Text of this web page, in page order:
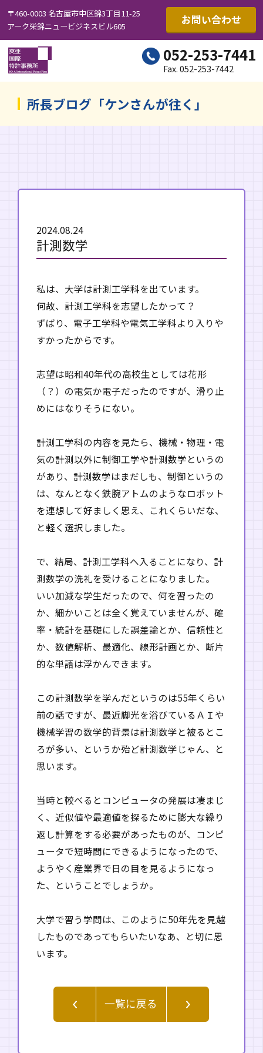
〒460-0003 名古屋市中区錦3丁目11-25
アーク栄錦ニュービジネスビル605
052-253-7441
Fax. 052-253-7442
お問い合わせ
所長ブログ「ケンさんが往く」
2024.08.24
計測数学
私は、大学は計測工学科を出ています。
何故、計測工学科を志望したかって？
ずばり、電子工学科や電気工学科より入りや
すかったからです。
志望は昭和40年代の高校生としては花形
（？）の電気か電子だったのですが、滑り止
めにはなりそうにない。
計測工学科の内容を見たら、機械・物理・電
気の計測以外に制御工学や計測数学というの
があり、計測数学はまだしも、制御というの
は、なんとなく鉄腕アトムのようなロボット
を連想して好ましく思え、これくらいだな、
と軽く選択しました。
で、結局、計測工学科へ入ることになり、計
測数学の洗礼を受けることになりました。
いい加減な学生だったので、何を習ったの
か、細かいことは全く覚えていませんが、確
率・統計を基礎にした誤差論とか、信頼性と
か、数値解析、最適化、線形計画とか、断片
的な単語は浮かんできます。
この計測数学を学んだというのは55年くらい
前の話ですが、最近脚光を浴びているＡＩや
機械学習の数学的背景は計測数学と被るとこ
ろが多い、というか殆ど計測数学じゃん、と
思います。
当時と較べるとコンピュータの発展は凄まじ
く、近似値や最適値を探るために膨大な繰り
返し計算をする必要があったものが、コンピ
ュータで短時間にできるようになったので、
ようやく産業界で日の目を見るようになっ
た、ということでしょうか。
大学で習う学問は、このように50年先を見越
したものであってもらいたいなあ、と切に思
います。
一覧に戻る